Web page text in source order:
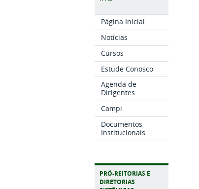
Página Inicial
Notícias
Cursos
Estude Conosco
Agenda de
Dirigentes
Campi
Documentos
Institucionais
PRÓ-REITORIAS E
DIRETORIAS